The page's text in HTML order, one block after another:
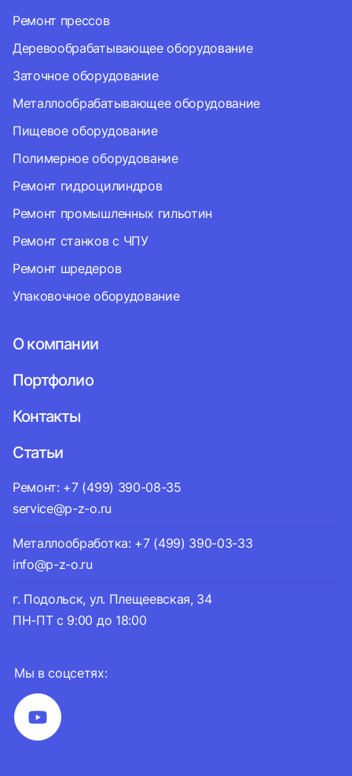
Мы в соцсетях:
Ремонт прессов
Деревообрабатывающее оборудование
Заточное оборудование
Металлообрабатывающее оборудование
Пищевое оборудование
Полимерное оборудование
Ремонт гидроцилиндров
Ремонт промышленных гильотин
Ремонт станков с ЧПУ
Ремонт шредеров
Упаковочное оборудование
О компании
Портфолио
Контакты
Статьи
Ремонт: +7 (499) 390-08-35
service@p-z-o.ru
Металлообработка: +7 (499) 390-03-33
info@p-z-o.ru
г. Подольск, ул. Плещеевская, 34
ПН-ПТ с 9:00 до 18:00